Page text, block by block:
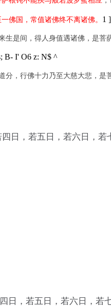
佛国，常值诸佛终不离诸佛。 1
是间，得人身值遇诸佛，是菩
B- I' O6 z: N$ ^
，行佛十力乃至大慈大悲，
日，若五日，若六日，
日，若五日，若六日，若